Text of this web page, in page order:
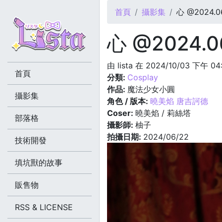
您在這裡
首頁 攝影集 心
心
由 lista 在 2024/10/03 下午
分類: Cosplay
作品: 魔法少女小圓
角色 / 版本: 曉美焰 唐吉訶德
Coser: 曉美焰 / 莉絲塔
攝影師: 柚子
拍攝日期: 2024/06/22
首頁
攝影集
部落格
技術開發
填坑獸的故事
販售物
RSS & LICENSE